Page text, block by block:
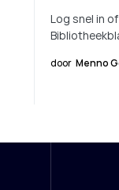
Log snel in
door Menno